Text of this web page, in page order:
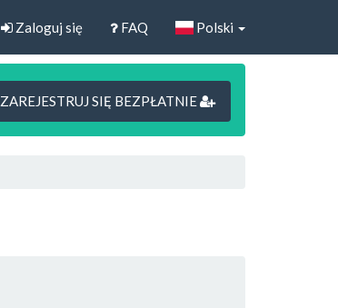
Zaloguj się FAQ Polski
ZAREJESTRUJ SIĘ BEZPŁATNIE